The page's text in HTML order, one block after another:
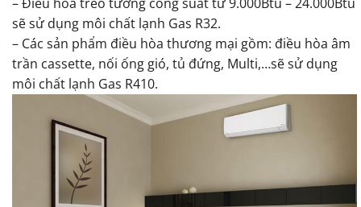
sẽ sử dụng môi chất lạnh Gas R32.
– Các sản phẩm điều hòa thương mại gồm: điều hòa âm
trần cassette, nối ống gió, tủ đứng, Multi,…sẽ sử dụng
môi chất lạnh Gas R410.